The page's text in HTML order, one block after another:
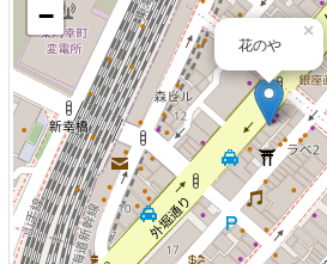
花のや
×
−